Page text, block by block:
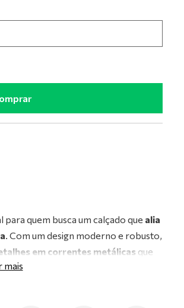
para quem busca um calçado que alia
. Com um design moderno e robusto,
em correntes metálicas que
e sofisticação ao visual. Fabricada
proporciona durabilidade e um
mais